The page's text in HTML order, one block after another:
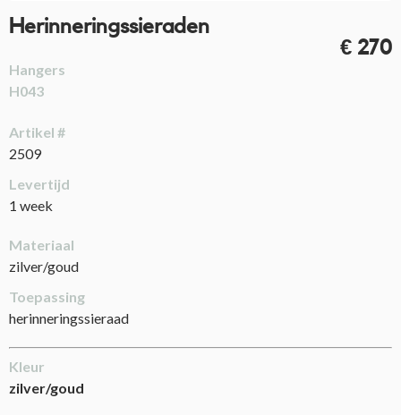
Herinneringssieraden
€ 270
Hangers
H043
Artikel #
2509
Levertijd
1 week
Materiaal
zilver/goud
Toepassing
herinneringssieraad
Kleur
zilver/goud